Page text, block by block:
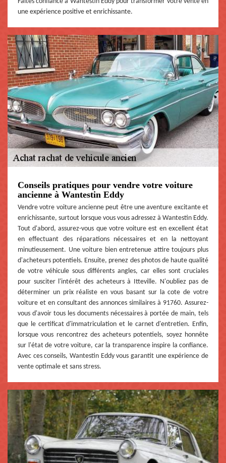
une expérience positive et enrichissante.
Conseils pratiques pour vendre votre voiture
ancienne à Wantestin Eddy
Vendre votre voiture ancienne peut être une aventure excitante et
enrichissante, surtout lorsque vous vous adressez à Wantestin Eddy.
Tout d'abord, assurez-vous que votre voiture est en excellent état
en effectuant des réparations nécessaires et en la nettoyant
minutieusement. Une voiture bien entretenue attire toujours plus
d'acheteurs potentiels. Ensuite, prenez des photos de haute qualité
de votre véhicule sous différents angles, car elles sont cruciales
pour susciter l'intérêt des acheteurs à Itteville. N'oubliez pas de
déterminer un prix réaliste en vous basant sur la cote de votre
voiture et en consultant des annonces similaires à 91760. Assurez-
vous d'avoir tous les documents nécessaires à portée de main, tels
que le certificat d'immatriculation et le carnet d'entretien. Enfin,
lorsque vous rencontrez des acheteurs potentiels, soyez honnête
sur l'état de votre voiture, car la transparence inspire la confiance.
Avec ces conseils, Wantestin Eddy vous garantit une expérience de
vente optimale et sans stress.